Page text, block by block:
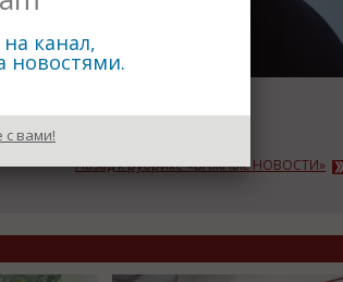
Назад к рубрике «ВАЖНЫЕ НОВОСТИ»
канал,
новостями.
с вами!